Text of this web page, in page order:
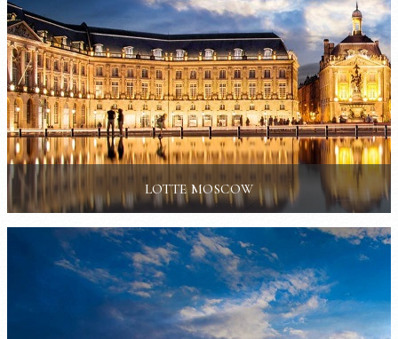
LOTTE MOSCOW